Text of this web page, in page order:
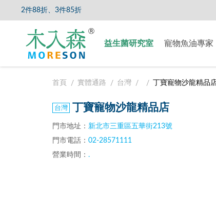
、2件88折、3件85折
益生菌研究室 寵物魚油專家
首頁 實體通路 台灣 丁寶寵物沙龍精品
丁寶寵物沙龍精品店
門市地址： 新北市三重區五華街213號
門市電話： 02-28571111
營業時間： .